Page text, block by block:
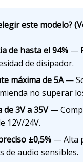
este modelo?
de hasta el 94%—
de disipador.
máxima de 5A—
no superar
de 3V a 35V—
12V/24V.
±0,5%— Alta
de audio sensibles.